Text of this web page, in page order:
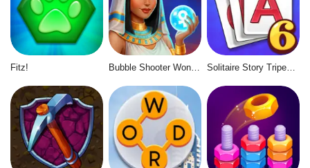
Fitz! Bubble Shooter Wonders of Egypt Solitaire Story Tripeaks 6